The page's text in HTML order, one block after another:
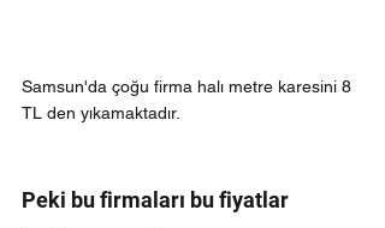
Samsun'da çoğu firma halı metre karesini 8
TL den yıkamaktadır.
Peki bu firmaları bu fiyatlar